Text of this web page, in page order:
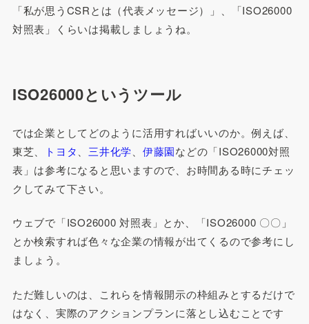
「私が思うCSRとは（代表メッセージ）」、「ISO26000
対照表」くらいは掲載しましょうね。
ISO26000というツール
では企業としてどのように活用すればいいのか。例えば、
東芝、
トヨタ 三井化学 伊藤園などの「ISO26000対照
表」は参考になると思いますので、お時間ある時にチェッ
クしてみて下さい。
ウェブで「ISO26000 対照表」とか、「ISO26000 〇〇」
とか検索すれば色々な企業の情報が出てくるので参考にし
ましょう。
ただ難しいのは、これらを情報開示の枠組みとするだけで
はなく、実際のアクションプランに落とし込むことです